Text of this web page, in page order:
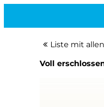
Liste mit
Voll